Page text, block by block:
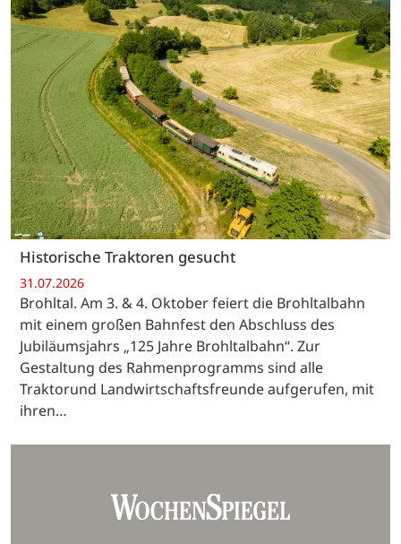
Historische Traktoren gesucht
31.07.2026
Brohltal. Am 3. & 4. Oktober feiert die Brohltalbahn
mit einem großen Bahnfest den Abschluss des
Jubiläumsjahrs „125 Jahre Brohltalbahn“. Zur
Gestaltung des Rahmenprogramms sind alle
Traktorund Landwirtschaftsfreunde aufgerufen, mit
ihren…